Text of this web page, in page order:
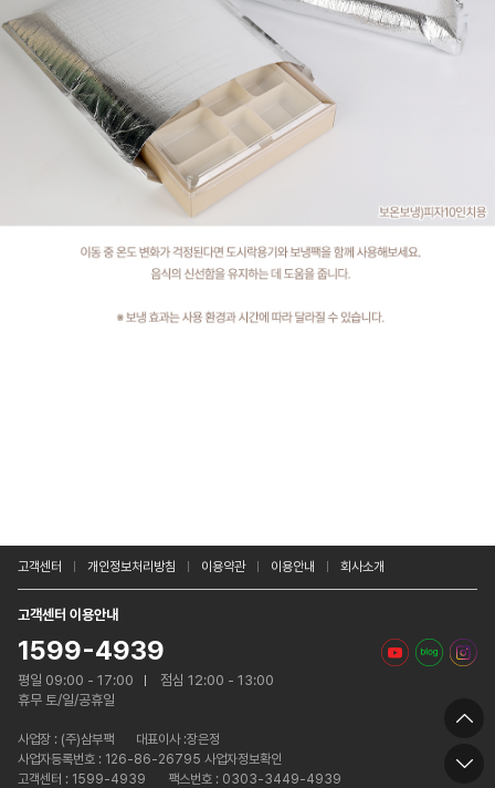
고객센터 개인정보처리방침 이용약관 이용안내 회사소개
고객센터 이용안내
1599-4939
평일 09:00 - 17:00
점심 12:00 - 13:00
휴무 토/일/공휴일
사업장 : (주)삼부팩
대표이사 :장은정
사업자등록번호 : 126-86-26795 사업자정보확인
고객센터 : 1599-4939
팩스번호 : 0303-3449-4939